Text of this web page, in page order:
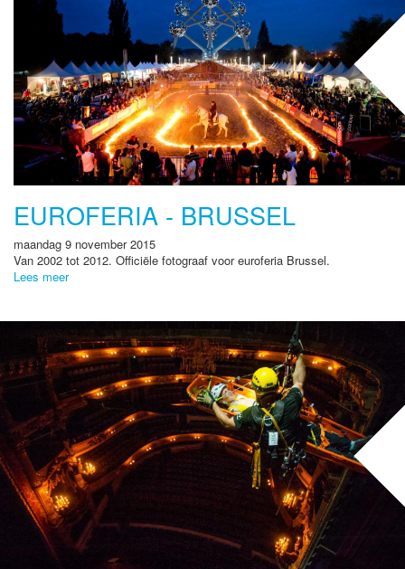
EUROFERIA - BRUSSEL
maandag 9 november 2015
Van 2002 tot 2012. Officiële fotograaf voor euroferia Brussel.
Lees meer